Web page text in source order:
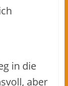
in die
aber